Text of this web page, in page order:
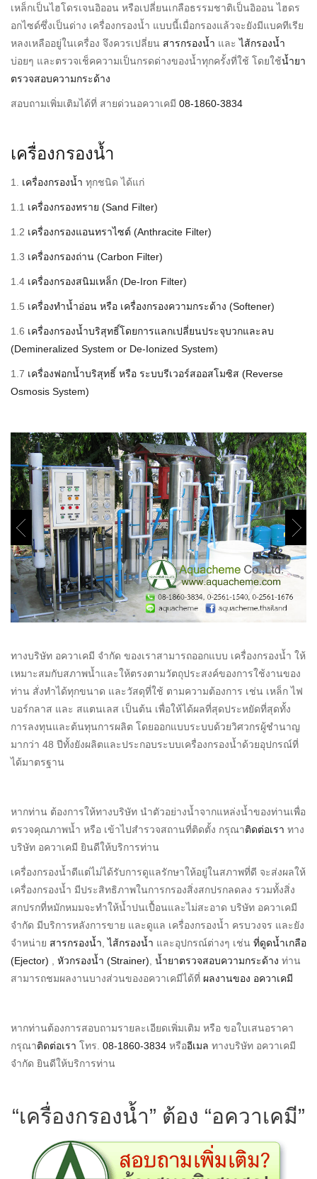
เหล็กเป็นไฮโดรเจนอิออน หรือเปลี่ยนเกลือธรรมชาติเป็นอิออน ไฮดร
อกไซด์ซึ่งเป็นด่าง เครื่องกรองน้ำ แบบนี้เมื่อกรองแล้วจะยังมีแบคทีเรีย
หลงเหลืออยู่ในเครื่อง จึงควรเปลี่ยน สารกรองน้ำ และไส้กรองน้ำ
บ่อยๆ และตรวจเช็คความเป็นกรดด่างของน้ำทุกครั้งที่ใช้ โดยใช้น้ำยา
ตรวจสอบความกระด้าง
สอบถามเพิ่มเติมได้ที่ สายด่วนอควาเคมี 08-1860-3834
เครื่องกรองน้ำ
1. เครื่องกรองน้ำ ทุกชนิด ได้แก่
1.1 เครื่องกรองทราย (Sand Filter)
1.2 เครื่องกรองแอนทราไซต์ (Anthracite Filter)
1.3 เครื่องกรองถ่าน (Carbon Filter)
1.4 เครื่องกรองสนิมเหล็ก (De-Iron Filter)
1.5 เครื่องทำน้ำอ่อน หรือ เครื่องกรองความกระด้าง (Softener)
1.6 เครื่องกรองน้ำบริสุทธิ์โดยการแลกเปลี่ยนประจุบวกและลบ
(Demineralized System or De-Ionized System)
1.7 เครื่องฟอกน้ำบริสุทธิ์ หรือ ระบบรีเวอร์สออสโมซิส (Reverse
Osmosis System)
ทางบริษัท อควาเคมี จำกัด ของเราสามารถออกแบบ เครื่องกรองน้ำ ให้
เหมาะสมกับสภาพน้ำและให้ตรงตามวัตถุประสงค์ของการใช้งานของ
ท่าน สั่งทำได้ทุกขนาด และวัสดุที่ใช้ ตามความต้องการ เช่น เหล็ก ไฟ
บอร์กลาส และ สแตนเลส เป็นต้น เพื่อให้ได้ผลที่สุดประหยัดที่สุดทั้ง
การลงทุนและต้นทุนการผลิต โดยออกแบบระบบด้วยวิศวกรผู้ชำนาญ
มากว่า 48 ปีทั้งยังผลิตและประกอบระบบเครื่องกรองน้ำด้วยอุปกรณ์ที่
ได้มาตรฐาน
หากท่าน ต้องการให้ทางบริษัท นำตัวอย่างน้ำจากแหล่งน้ำของท่านเพื่อ
ตรวจคุณภาพน้ำ หรือ เข้าไปสำรวจสถานที่ติดตั้ง กรุณาติดต่อเรา ทาง
บริษัท อควาเคมี ยินดีให้บริการท่าน
เครื่องกรองน้ำดีแต่ไม่ได้รับการดูแลรักษาให้อยู่ในสภาพที่ดี จะส่งผลให้
เครื่องกรองน้ำ มีประสิทธิภาพในการกรองสิ่งสกปรกลดลง รวมทั้งสิ่ง
สกปรกที่หมักหมมจะทำให้น้ำปนเปื้อนและไม่สะอาด บริษัท อควาเคมี
จำกัด มีบริการหลังการขาย และดูแล เครื่องกรองน้ำ ครบวงจร และยัง
จำหน่าย สารกรองน้ำ ,ไส้กรองน้ำ และอุปกรณ์ต่างๆ เช่น ที่ดูดน้ำเกลือ
(Ejector)
หัวกรองน้ำ (Strainer) น้ำยาตรวจสอบความกระด้าง ท่าน
สามารถชมผลงานบางส่วนของอควาเคมีได้ที่ ผลงานของ อควาเคมี
หากท่านต้องการสอบถามรายละเอียดเพิ่มเติม หรือ ขอใบเสนอราคา
กรุณาติดต่อเรา โทร. 08-1860-3834 หรืออีเมล ทางบริษัท อควาเคมี
จำกัด ยินดีให้บริการท่าน
“เครื่องกรองน้ำ” ต้อง “อควาเคมี”